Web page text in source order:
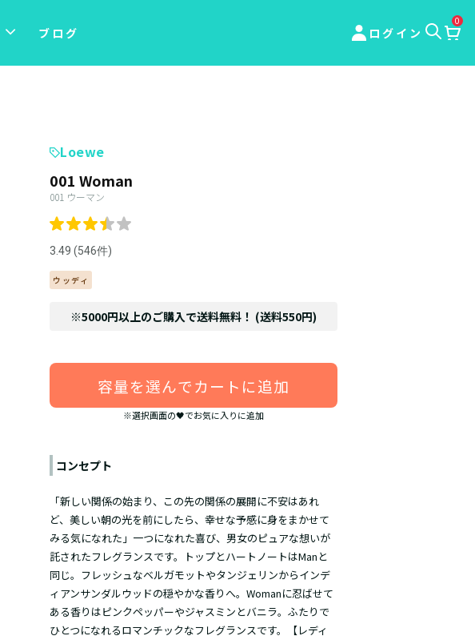
ブログ ログイン
0
Loewe
001 Woman
001 ウーマン
3.49 (546件)
ウッディ
※5000円以上のご購入で送料無料！ (送料550円)
容量を選んでカートに追加
※選択画面の🖤でお気に入りに追加
コンセプト
「新しい関係の始まり、この先の関係の展開に不安はあれ
ど、美しい朝の光を前にしたら、幸せな予感に身をまかせて
みる気になれた」一つになれた喜び、男女のピュアな想いが
託されたフレグランスです。トップとハートノートはManと
同じ。フレッシュなベルガモットやタンジェリンからインデ
ィアンサンダルウッドの穏やかな香りへ。Womanに忍ばせて
ある香りはピンクペッパーやジャスミンとバニラ。ふたりで
ひとつになれるロマンチックなフレグランスです。【レディ